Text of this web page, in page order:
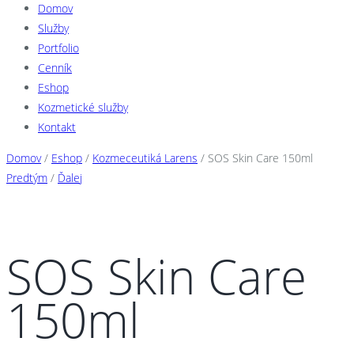
Domov
Služby
Portfolio
Cenník
Eshop
Kozmetické služby
Kontakt
Domov/ Eshop / Kozmeceutiká Larens / SOS Skin Care 150ml
Predtým / Ďalej
SOS Skin Care
150ml